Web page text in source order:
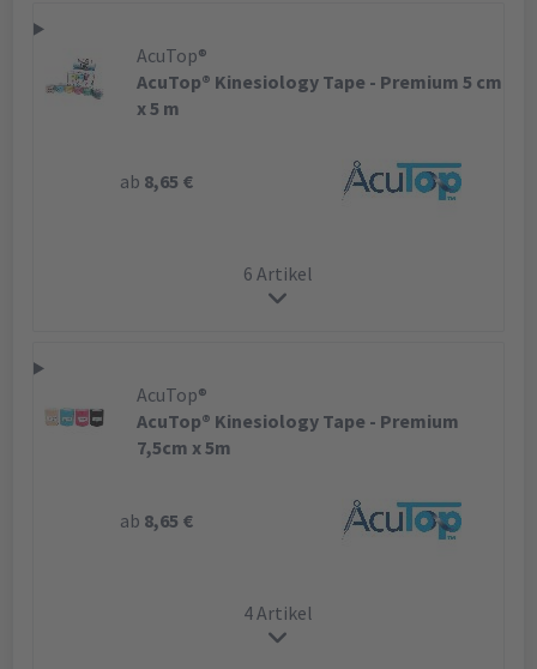
AcuTop®
AcuTop® Kinesiology Tape - Premium 5 cm
x 5 m
ab 8,65 €
6 Artikel
AcuTop®
AcuTop® Kinesiology Tape - Premium
7,5cm x 5m
ab 8,65 €
4 Artikel